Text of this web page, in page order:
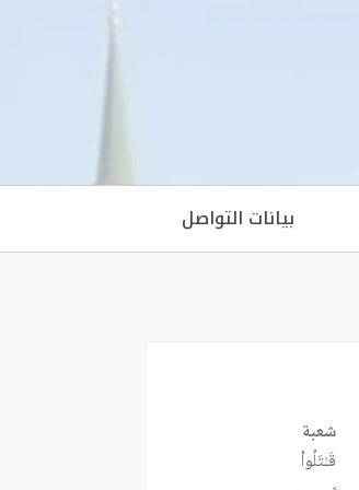
بيانات التواصل
شعبة
قَـٰتَلُواْ